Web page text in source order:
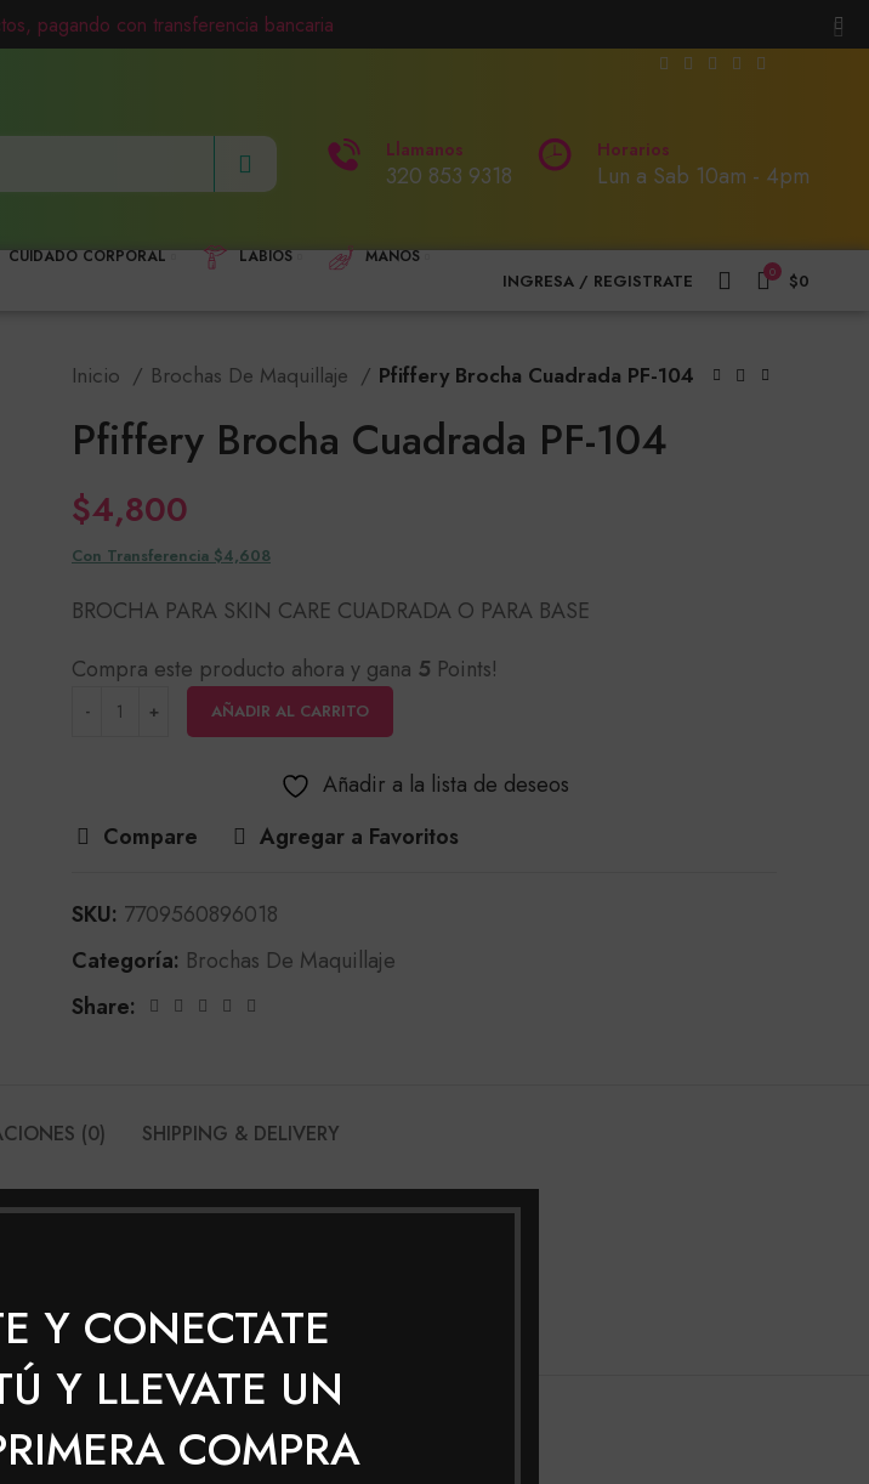
Y CONECTATE
Y LLEVATE UN
COMPRA
Llamanos
320 853 9318
Horarios
Lun a Sab 10am - 4pm
CUIDADO CORPORAL LABIOS MANOS
INGRESA / REGISTRATE 0 $0
Inicio Brochas De Maquillaje Pfiffery Brocha Cuadrada PF-104
Pfiffery Brocha Cuadrada PF-104
$4,800
Con Transferencia $4,608
BROCHA PARA SKIN CARE CUADRADA O PARA BASE
Compra este producto ahora y gana 5 Points!
AÑADIR AL CARRITO
Añadir a la lista de deseos
Compare
Agregar a Favoritos
SKU: 7709560896018
Categoría: Brochas De Maquillaje
Share:
(0) SHIPPING & DELIVERY
CUADRADA PF-104
pagando con transferencia bancaria